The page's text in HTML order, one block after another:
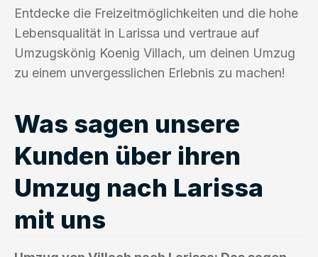
Entdecke die Freizeitmöglichkeiten und die hohe
Lebensqualität in Larissa und vertraue auf
Umzugskönig Koenig Villach, um deinen Umzug
zu einem unvergesslichen Erlebnis zu machen!
Was sagen unsere
Kunden über ihren
Umzug nach Larissa
mit uns